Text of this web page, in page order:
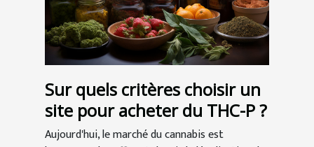
Sur quels critères choisir un
site pour acheter du THC-P ?
Aujourd'hui, le marché du cannabis est